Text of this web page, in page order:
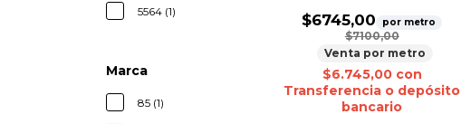
5564 (1)
Marca
85 (1)
$6745,00 por metro
$7100,00
Venta por metro
$6.745,00 con
Transferencia o depósito
bancario